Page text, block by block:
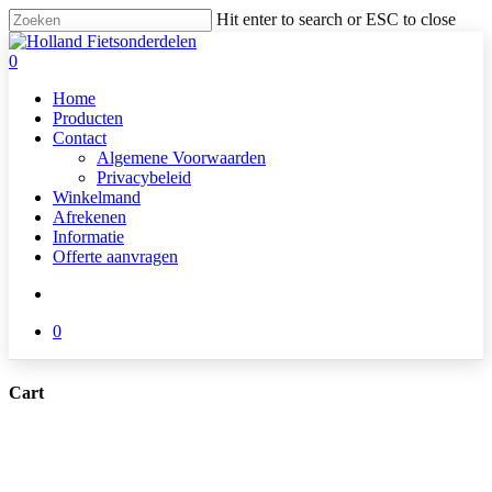
Skip
to
main
Hit enter to search or ESC to close
Close
Search
search
0
Home
Producten
Contact
Algemene Voorwaarden
Privacybeleid
Winkelmand
Afrekenen
Informatie
Offerte aanvragen
0
Cart